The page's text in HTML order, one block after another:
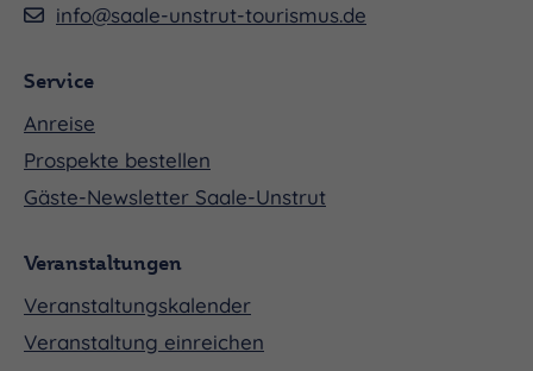
info@saale-unstrut-tourismus.de
Service
Anreise
Prospekte bestellen
Gäste-Newsletter Saale-Unstrut
Veranstaltungen
Veranstaltungskalender
Veranstaltung einreichen